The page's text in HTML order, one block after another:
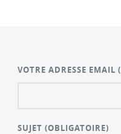
VOTRE ADRESSE EMAIL
SUJET(OBLIGATOIRE)